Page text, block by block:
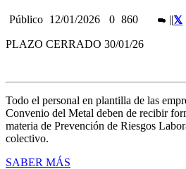
Público 12/01/2026 0 860 ||
PLAZO CERRADO 30/01/26
Todo el personal en plantilla de las
Convenio del Metal deben de recibir
materia de Prevención de Riesgos
colectivo.
SABER MÁS